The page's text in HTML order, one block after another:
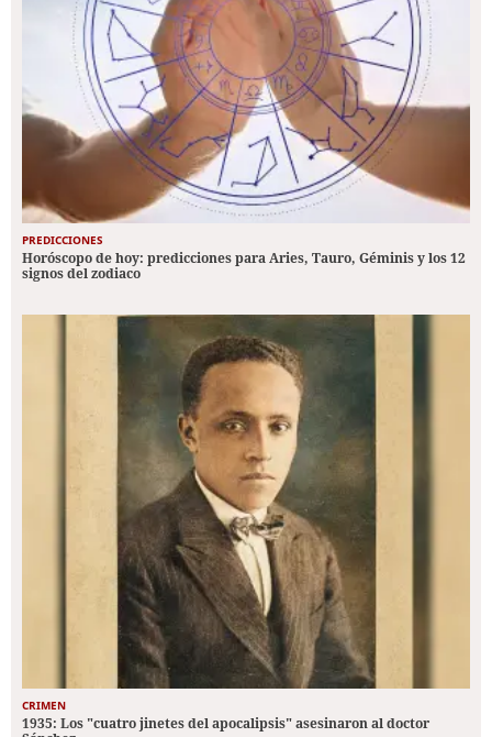
PREDICCIONES
Horóscopo de hoy: predicciones para Aries, Tauro, Géminis y los 12
signos del zodiaco
CRIMEN
1935: Los "cuatro jinetes del apocalipsis" asesinaron al doctor